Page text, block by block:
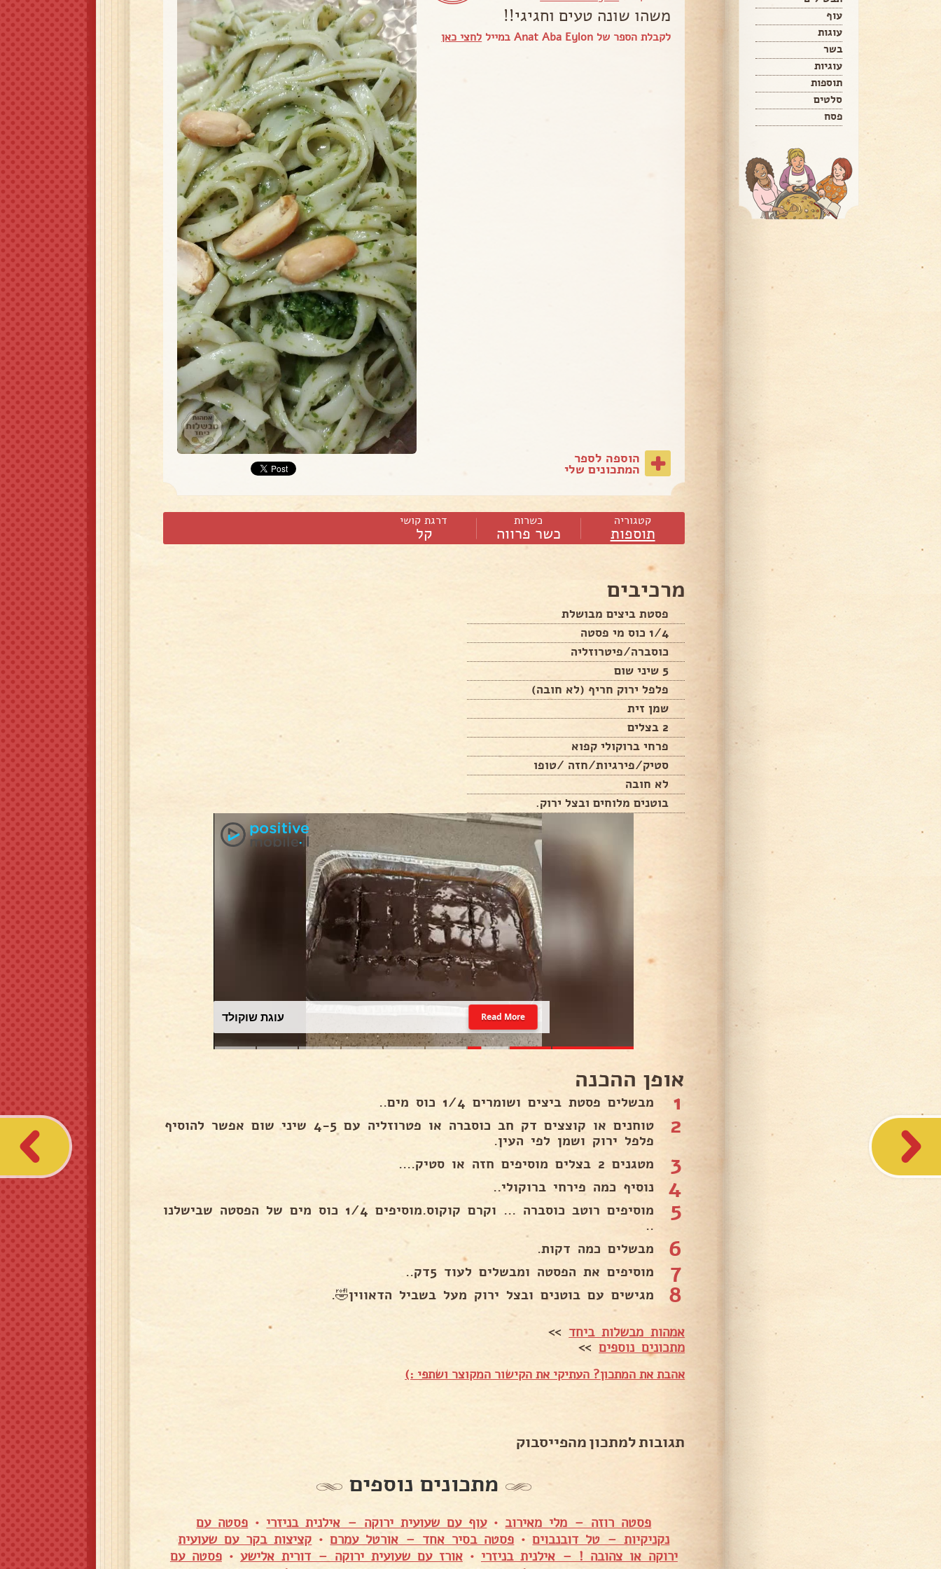
עוף
עוגות
בשר
עוגיות
תוספות
סלטים
פסח
משהו שונה טעים וחגיגי!!
לקבלת הספר של Anat Aba Eylon במייל לחצי כאן
הוספה לספר
המתכונים שלי
קטגוריה
תוספות
כשרות
כשר פרווה
דרגת קושי
קל
מרכיבים
פסטת ביצים מבושלת
1/4 כוס מי פסטה
כוסברה/פיטרוזליה
5 שיני שום
פלפל ירוק חריף (לא חובה)
שמן זית
2 בצלים
פרחי ברוקולי קפוא
סטיק/פירגיות/חזה /טופו
לא חובה
בוטנים מלוחים ובצל ירוק.
עוגת שוקולד Read More
אופן ההכנה
1 מבשלים פסטת ביצים ושומרים 1/4 כוס מים..
2
טוחנים או קוצצים דק חב כוסברה או פטרוזליה עם 4-5 שיני שום אפשר להוסיף
פלפל ירוק ושמן לפי העין.
3 מטגנים 2 בצלים מוסיפים חזה או סטיק....
4 נוסיף כמה פירחי ברוקולי..
5
מוסיפים רוטב כוסברה ... וקרם קוקוס.מוסיפים 1/4 כוס מים של הפסטה שבישלנו
..
6 מבשלים כמה דקות.
7 מוסיפים את הפסטה ומבשלים לעוד 5דק..
8 מגישים עם בוטנים ובצל ירוק מעל בשביל הדאווין🤣.
אמהות מבשלות ביחד >>
מתכונים נוספים>>
אהבת את המתכון? העתיקי את הקישור המקוצר ושתפי :)
תגובות למתכון מהפייסבוק
מתכונים נוספים
פסטה רוזה – מלי מאירוב •עוף עם שעועית ירוקה – אילנית בניזרי • פסטה עם
נקניקיות – טל דובנבוים• פסטה בסיר אחד – אורטל עמרם• קציצות בקר עם שעועית
ירוקה או צהובה ! – אילנית בניזרי •אורז עם שעועית ירוקה – דורית אלישע •פסטה עם